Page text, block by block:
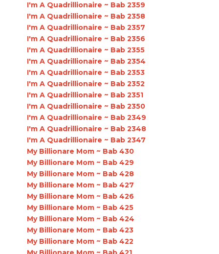
I'm A Quadrillionaire ~ Bab 2359
I'm A Quadrillionaire ~ Bab 2358
I'm A Quadrillionaire ~ Bab 2357
I'm A Quadrillionaire ~ Bab 2356
I'm A Quadrillionaire ~ Bab 2355
I'm A Quadrillionaire ~ Bab 2354
I'm A Quadrillionaire ~ Bab 2353
I'm A Quadrillionaire ~ Bab 2352
I'm A Quadrillionaire ~ Bab 2351
I'm A Quadrillionaire ~ Bab 2350
I'm A Quadrillionaire ~ Bab 2349
I'm A Quadrillionaire ~ Bab 2348
I'm A Quadrillionaire ~ Bab 2347
My Billionare Mom ~ Bab 430
My Billionare Mom ~ Bab 429
My Billionare Mom ~ Bab 428
My Billionare Mom ~ Bab 427
My Billionare Mom ~ Bab 426
My Billionare Mom ~ Bab 425
My Billionare Mom ~ Bab 424
My Billionare Mom ~ Bab 423
My Billionare Mom ~ Bab 422